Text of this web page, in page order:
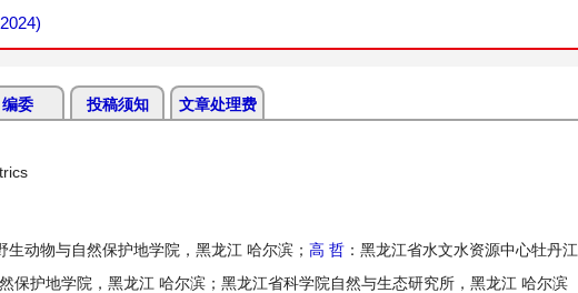
编委 投稿须知 文章处理费
生动物与自然保护地学院，黑龙江 哈尔滨； 高 哲 ：黑龙江省水文水资源中心牡丹江
保护地学院，黑龙江 哈尔滨；黑龙江省科学院自然与生态研究所，黑龙江 哈尔滨